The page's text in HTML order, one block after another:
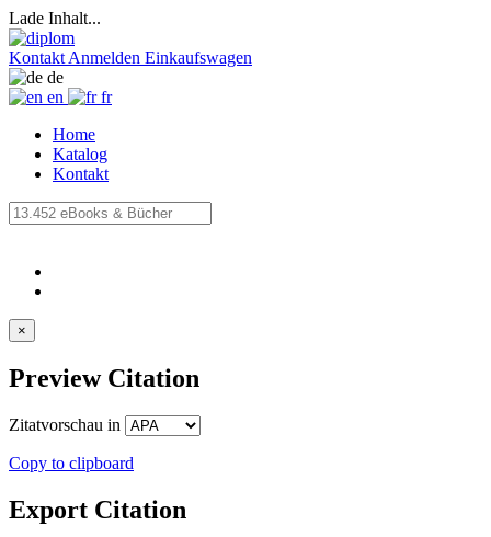
Lade Inhalt...
Kontakt Anmelden Einkaufswagen
de
en
fr
Home
Katalog
Kontakt
×
Preview Citation
Zitatvorschau in
Copy to clipboard
Export Citation